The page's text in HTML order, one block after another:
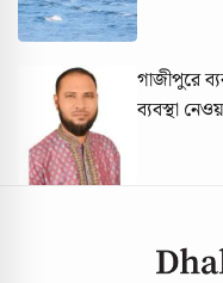
গাজীপুরে
ব্যবস্থা